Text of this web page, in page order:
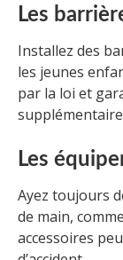
Les
Installez des
les jeunes
par la loi et
Les
Ayez toujours
de main,
accessoires